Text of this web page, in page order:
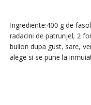
Ingrediente:400 g de
radacini de patrunjel, 2
bulion dupa gust, sare,
alege si se pune la